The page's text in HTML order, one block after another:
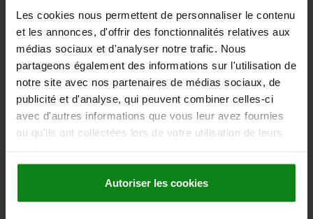
Les cookies nous permettent de personnaliser le contenu
et les annonces, d'offrir des fonctionnalités relatives aux
médias sociaux et d'analyser notre trafic. Nous
partageons également des informations sur l'utilisation de
notre site avec nos partenaires de médias sociaux, de
publicité et d'analyse, qui peuvent combiner celles-ci
avec d'autres informations que vous leur avez fournies
ou qu'ils ont collectées lors de votre utilisation de leurs
Autoriser les cookies
TÊTE D'APPUI AVEC TÉTON, FORME:A , TARAUDAGE
D=M16, H=30, SW=41, ACIER DE TRAITEMENT BUNI,
DIAMÈTRE DE BOULON=25,8 HAUTEUR=30 FORME=A
H2=13 P=16 LARGEUR DE CLÉ=41